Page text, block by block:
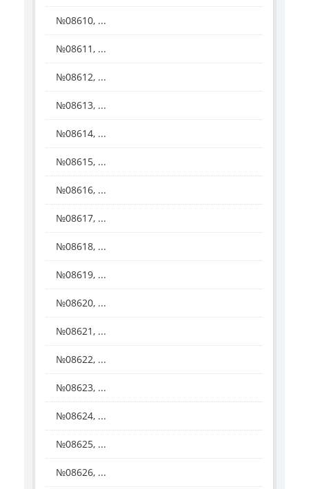
№08610, ...
№08611, ...
№08612, ...
№08613, ...
№08614, ...
№08615, ...
№08616, ...
№08617, ...
№08618, ...
№08619, ...
№08620, ...
№08621, ...
№08622, ...
№08623, ...
№08624, ...
№08625, ...
№08626, ...